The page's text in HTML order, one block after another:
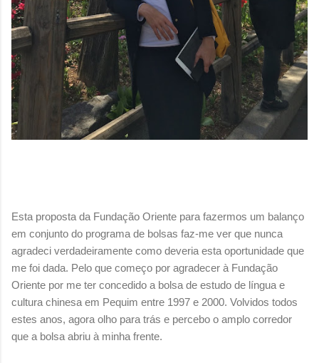
Esta proposta da Fundação Oriente para fazermos um balanço
em conjunto do programa de bolsas faz-me ver que nunca
agradeci verdadeiramente como deveria esta oportunidade que
me foi dada. Pelo que começo por agradecer à Fundação
Oriente por me ter concedido a bolsa de estudo de língua e
cultura chinesa em Pequim entre 1997 e 2000. Volvidos todos
estes anos, agora olho para trás e percebo o amplo corredor
que a bolsa abriu à minha frente.